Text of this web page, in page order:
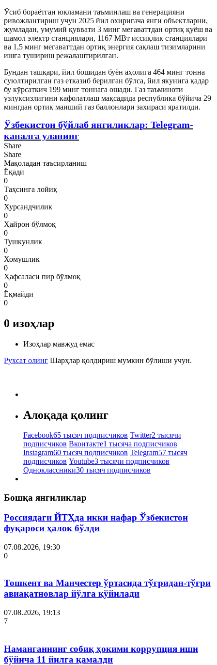
Ўсиб бораётган юкламани таъминлаш ва генерацияни
ривожлантириш учун 2025 йил охиригача янги объектларни,
жумладан, умумий қуввати 3 минг мегаваттдан ортиқ қуёш ва
шамол электр станциялари, 1167 МВт иссиқлик станциялари
ва 1,5 минг мегаваттдан ортиқ энергия сақлаш тизимларини
ишга тушириш режалаштирилган.
Бундан ташқари, йил бошидан буён аҳолига 464 минг тонна
суюлтирилган газ етказиб берилган бўлса, йил якунига қадар
бу кўрсаткич 199 минг тоннага ошади. Газ таъминоти
узлуксизлигини кафолатлаш мақсадида республика бўйича 29
мингдан ортиқ маиший газ баллонлари захираси яратилди.
Ўзбекистон бўйлаб янгиликлар: Telegram-
каналга уланинг
Share
Share
Мақоладан таъсирланиш
Ёқади
0
Таҳсинга лойиқ
0
Хурсандчилик
0
Ҳайрон бўлмоқ
0
Тушкунлик
0
Хомушлик
0
Ҳафсаласи пир бўлмоқ
0
Ёқмайди
0
0 изоҳлар
Изоҳлар мавжуд емас
Рухсат олинг Шарҳлар қолдириш мумкин бўлиши учун.
Алоқада қолинг
Facebook65 тысяч подписчиков Twitter2 тысячи
подписчиков Вконтакте1 тысяча подписчиков
Instagram60 тысяч подписчиков Telegram57 тысяч
подписчиков Youtube3 тысячи подписчиков
Одноклассники30 тысяч подписчиков
Бошқа янгиликлар
Россиядаги ЙТҲда икки нафар Ўзбекистон
фуқароси ҳалок бўлди
07.08.2026, 19:30
0
Тошкент ва Манчестер ўртасида тўғридан-тўғри
авиақатновлар йўлга қўйилади
07.08.2026, 19:13
7
Наманганнинг собиқ ҳокими коррупция иши
бўйича 11 йилга қамалди